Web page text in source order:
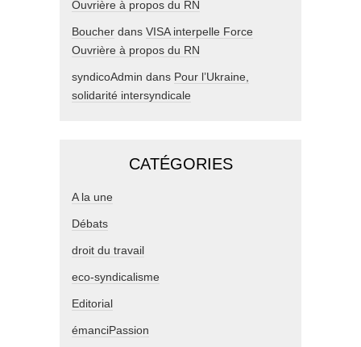
Ouvrière à propos du RN
Boucher dans VISA interpelle Force
Ouvrière à propos du RN
syndicoAdmin dans Pour l’Ukraine,
solidarité intersyndicale
CATÉGORIES
A la une
Débats
droit du travail
eco-syndicalisme
Editorial
émanciPassion